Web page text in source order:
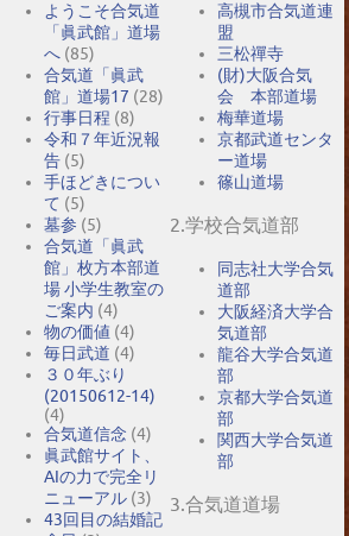
ようこそ合気道
「眞武館」道場
へ (85)
合気道「眞武
館」道場17 (28)
行事日程 (8)
令和７年近況報
告 (5)
手ほどきについ
て (5)
墓参 (5)
合気道「眞武
館」枚方本部道
場 小学生教室の
ご案内 (4)
物の価値 (4)
毎日武道 (4)
３０年ぶり
(20150612-14)
(4)
合気道信念 (4)
眞武館サイト、
AIの力で完全リ
ニューアル (3)
43回目の結婚記
高槻市合気道連
盟
三松禪寺
(財)大阪合気
会 本部道場
梅華道場
京都武道センタ
ー道場
篠山道場
2.学校合気道部
同志社大学合気
道部
大阪経済大学合
気道部
龍谷大学合気道
部
京都大学合気道
部
関西大学合気道
部
3.合気道道場